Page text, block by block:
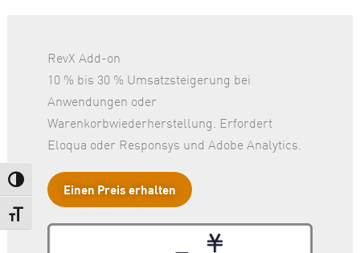
Umschalten auf hohe Kontraste
Schrift vergrößern
RevX Add-on
10 % bis 30 % Umsatzsteigerung bei
Anwendungen oder
Warenkorbwiederherstellung. Erfordert
Eloqua oder Responsys und Adobe Analytics.
Einen Preis erhalten